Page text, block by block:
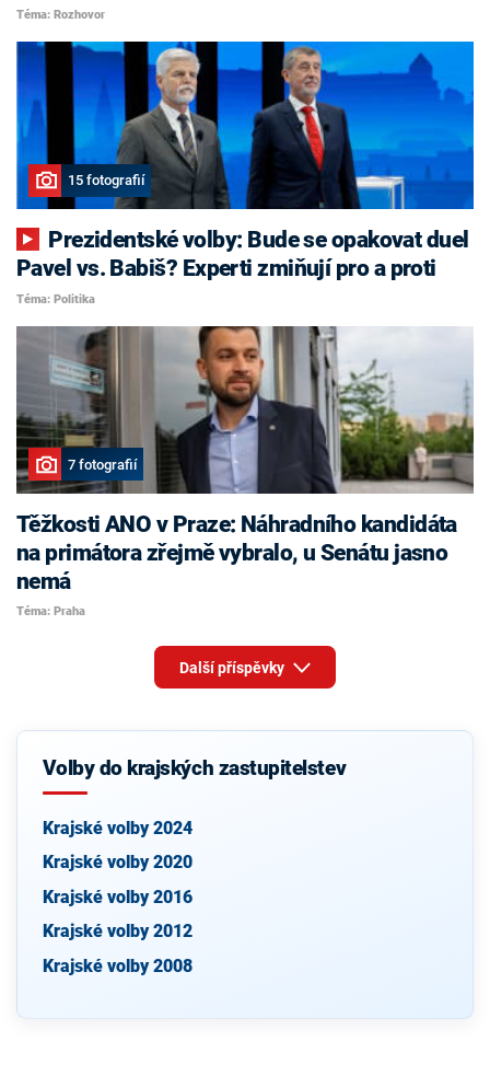
Téma: Rozhovor
15 fotografií
Pavel vs. Babiš? Experti zmiňují pro a proti
Téma: Politika
7 fotografií
Těžkosti ANO v Praze: Náhradního kandidáta
na primátora zřejmě vybralo, u Senátu jasno
nemá
Téma: Praha
Další příspěvky
Volby do krajských zastupitelstev
Krajské volby 2024
Krajské volby 2020
Krajské volby 2016
Krajské volby 2012
Krajské volby 2008